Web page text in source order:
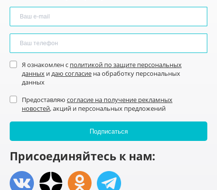
Я ознакомлен с политикой по защите персональных
данных и даю согласие на обработку персональных
данных
Предоставляю согласие на получение рекламных
новостей, акций и персональных предложений
Присоединяйтесь к нам: